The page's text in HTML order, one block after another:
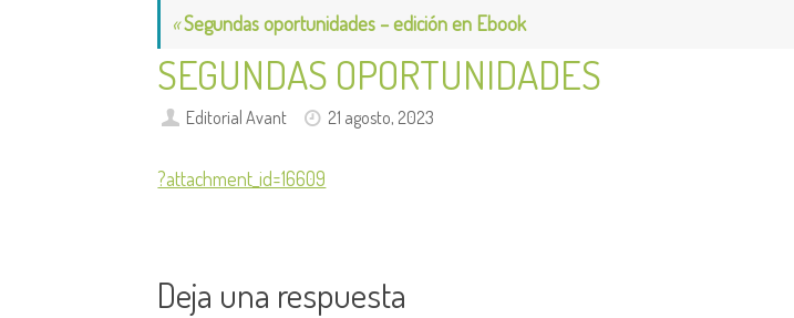
«Segundas oportunidades – edición en Ebook
SEGUNDAS OPORTUNIDADES
Editorial Avant 21 agosto, 2023
?attachment_id=16609
Deja una respuesta